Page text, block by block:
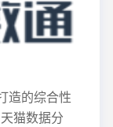
造的综合性
猫数据分